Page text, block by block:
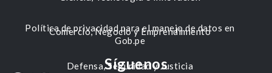
Comercio, Negocio y Emprendimiento
Defensa, Seguridad y Justicia
Política de privacidad para el manejo de datos en
Gob.pe
Síguenos